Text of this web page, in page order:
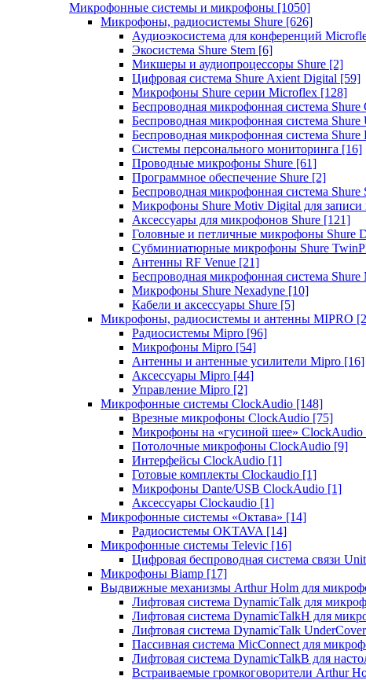
Микрофонные системы и микрофоны [1050]
Микрофоны, радиосистемы Shure [626]
Аудиоэкосистема для конференций
Экосистема Shure Stem [6]
Микшеры и аудиопроцессоры Shure [2]
Цифровая система Shure Axient Digital [59]
Микрофоны Shure серии Microflex [128]
Беспроводная микрофонная система
Беспроводная микрофонная система
Беспроводная микрофонная система
Системы персонального мониторинга [16]
Проводные микрофоны Shure [61]
Программное обеспечение Shure [2]
Беспроводная микрофонная система
Микрофоны Shure Motiv Digital для записи
Аксессуары для микрофонов Shure [121]
Головные и петличные микрофоны Shure
Субминиатюрные микрофоны Shure
Антенны RF Venue [21]
Беспроводная микрофонная система
Микрофоны Shure Nexadyne [10]
Кабели и аксессуары Shure [5]
Микрофоны, радиосистемы и антенны MIPRO
Радиосистемы Mipro [96]
Микрофоны Mipro [54]
Антенны и антенные усилители Mipro [16]
Аксессуары Mipro [44]
Управление Mipro [2]
Микрофонные системы ClockAudio [148]
Врезные микрофоны ClockAudio [75]
Микрофоны на «гусиной шее» ClockAudio
Потолочные микрофоны ClockAudio [9]
Интерфейсы ClockAudio [1]
Готовые комплекты Clockaudio [1]
Микрофоны Dante/USB ClockAudio [1]
Аксессуары Clockaudio [1]
Микрофонные системы «Октава» [14]
Радиосистемы OKTAVA [14]
Микрофонные системы Televic [16]
Цифровая беспроводная система связи
Микрофоны Biamp [17]
Выдвижные механизмы Arthur Holm для
Лифтовая система DynamicTalk для
Лифтовая система DynamicTalkH для
Лифтовая система DynamicTalk UnderCover
Пассивная система MicConnect для
Лифтовая система DynamicTalkB для
Встраиваемые громкоговорители Arthur